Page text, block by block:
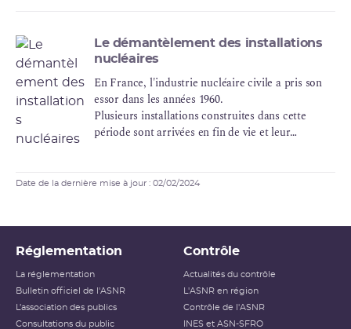
Le démantèlement des installations
nucléaires
En France, l'industrie nucléaire civile a pris son
essor dans les années 1960.
Plusieurs installations construites dans cette
période sont arrivées en fin de vie et leur
série d'opérations d'assainissement et de
Date de la dernière mise à jour : 02/02/2024
Réglementation
La réglementation
Bulletin officiel de l'ASNR
L’association des publics
Consultations du public
Contrôle
Actualités du contrôle
L'ASNR en région
Contrôle de l'ASNR
INES et ASN-SFRO